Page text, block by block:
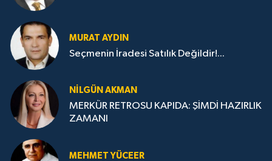
MURAT AYDIN
Seçmenin İradesi Satılık Değildir!...
NILGÜN AKMAN
MERKÜR RETROSU KAPIDA: ŞİMDİ HAZIRLIK
ZAMANI
MEHMET YÜCEER